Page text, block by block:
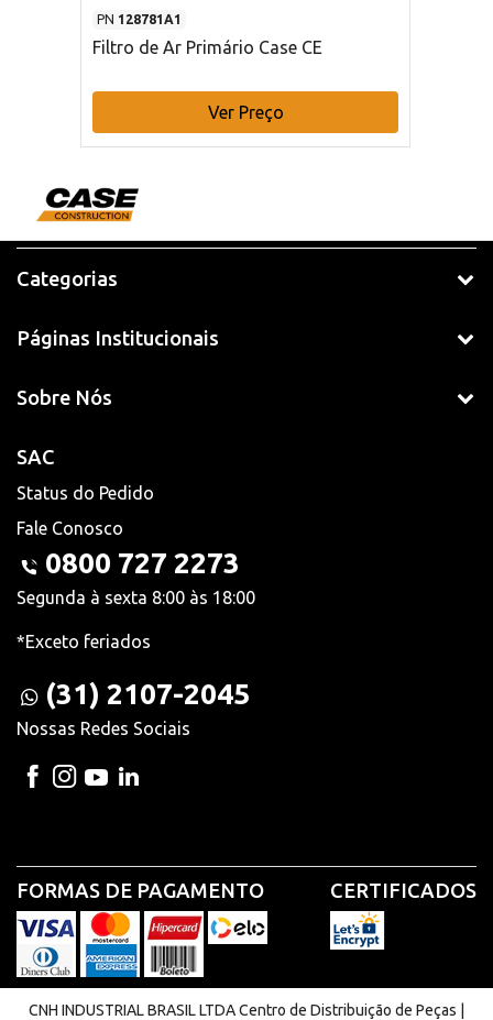
PN 128781A1
Filtro de Ar Primário Case CE
Ver Preço
Categorias
Páginas Institucionais
Sobre Nós
SAC
Status do Pedido
Fale Conosco
0800 727 2273
Segunda à sexta 8:00 às 18:00
*Exceto feriados
(31) 2107-2045
Nossas Redes Sociais
FORMAS DE PAGAMENTO CERTIFICADOS
CNH INDUSTRIAL BRASIL LTDA Centro de Distribuição de Peças |